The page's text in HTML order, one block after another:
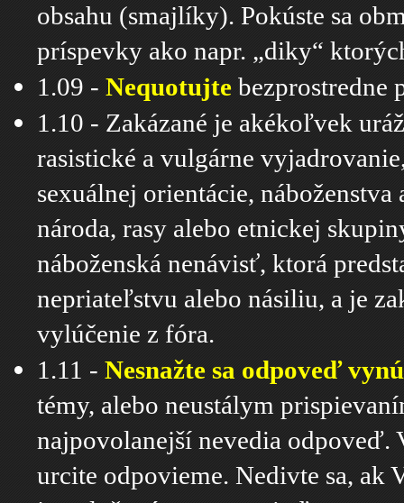
obsahu (smajlíky). Pokúste sa
príspevky ako napr. „diky“
1.09 - Nequotujte bezprostredne
1.10 - Zakázané je akékoľvek
rasistické a vulgárne
sexuálnej orientácie,
národa, rasy alebo etnickej
náboženská nenávisť, ktorá
nepriateľstvu alebo násiliu, a je
vylúčenie z fóra.
1.11 - Nesnažte sa odpoveď
témy, alebo neustálym
najpovolanejší nevedia odpoveď.
urcite odpovieme. Nedivte sa, ak